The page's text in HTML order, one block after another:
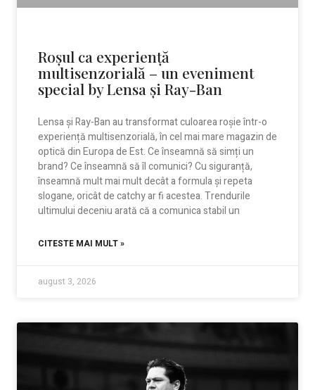
Roșul ca experiență
multisenzorială – un eveniment
special by Lensa și Ray-Ban
Lensa și Ray-Ban au transformat culoarea roșie într-o
experiență multisenzorială, în cel mai mare magazin de
optică din Europa de Est. Ce înseamnă să simți un
brand? Ce înseamnă să îl comunici? Cu siguranță,
înseamnă mult mai mult decât a formula și repeta
slogane, oricât de catchy ar fi acestea. Trendurile
ultimului deceniu arată că a comunica stabil un
CITESTE MAI MULT »
august 3, 2026